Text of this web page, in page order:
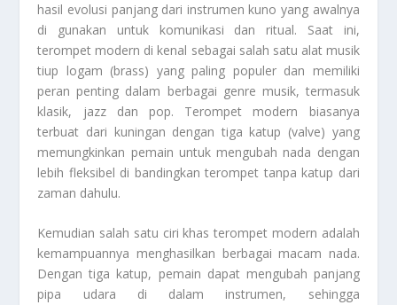
hasil evolusi panjang dari instrumen kuno yang awalnya
di gunakan untuk komunikasi dan ritual. Saat ini,
terompet modern di kenal sebagai salah satu alat musik
tiup logam (brass) yang paling populer dan memiliki
peran penting dalam berbagai genre musik, termasuk
klasik, jazz dan pop. Terompet modern biasanya
terbuat dari kuningan dengan tiga katup (valve) yang
memungkinkan pemain untuk mengubah nada dengan
lebih fleksibel di bandingkan terompet tanpa katup dari
zaman dahulu.
Kemudian salah satu ciri khas terompet modern adalah
kemampuannya menghasilkan berbagai macam nada.
Dengan tiga katup, pemain dapat mengubah panjang
pipa udara di dalam instrumen, sehingga